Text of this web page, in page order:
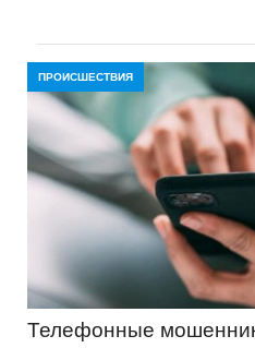
ПРОИСШЕСТВИЯ
Телефонные